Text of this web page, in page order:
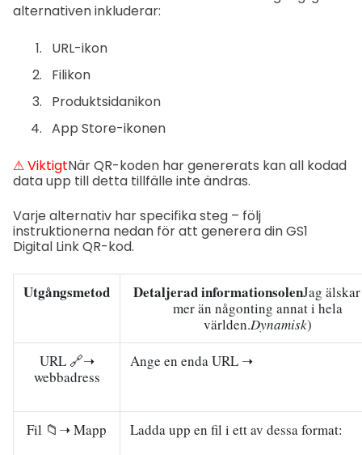
alternativen inkluderar:
URL-ikon
Filikon
Produktsidanikon
App Store-ikonen
⚠ ViktigtNär QR-koden har genererats kan all kodad
data upp till detta tillfälle inte ändras.
Varje alternativ har specifika steg – följ
instruktionerna nedan för att generera din GS1
Digital Link QR-kod.
Utgångsmetod Detaljerad informationsolenJag
mer än någonting annat i hela
världen.Dynamisk)
URL 🔗➝
webbadress
Ange en enda URL ➝
Fil 📁➝ Mapp
Ladda upp en fil i ett av dessa format: